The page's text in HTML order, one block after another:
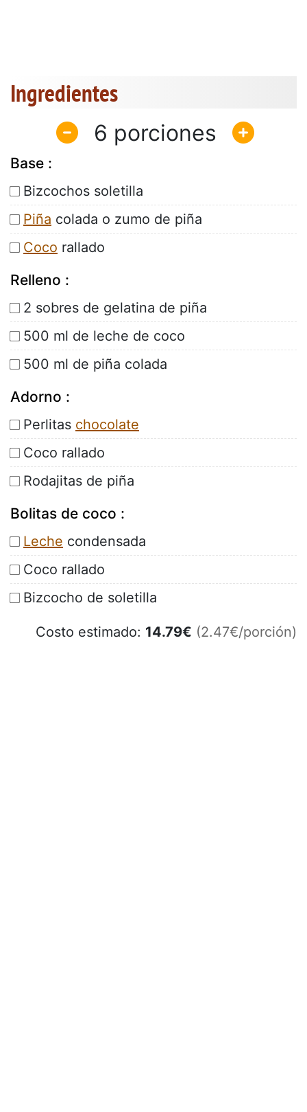
Ingredientes
6
Base :
Bizcochos soletilla
Piña colada o zumo de piña
Coco rallado
Relleno :
2 sobres de gelatina de piña
500 ml de leche de coco
500 ml de piña colada
Adorno :
Perlitas chocolate
Coco rallado
Rodajitas de piña
Bolitas de coco :
Leche condensada
Coco rallado
Bizcocho de soletilla
Costo estimado: 14.79€ (2.47€/porción)